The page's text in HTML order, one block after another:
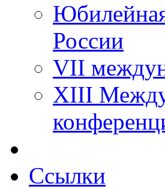
России
VII
XIII
Ссылки